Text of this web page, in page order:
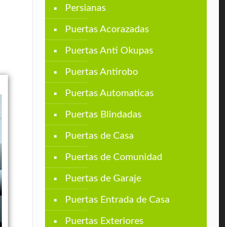
Persianas
Puertas Acorazadas
Puertas Anti Okupas
Puertas Antirobo
Puertas Automaticas
Puertas Blindadas
Puertas de Casa
Puertas de Comunidad
Puertas de Garaje
Puertas Entrada de Casa
Puertas Exteriores